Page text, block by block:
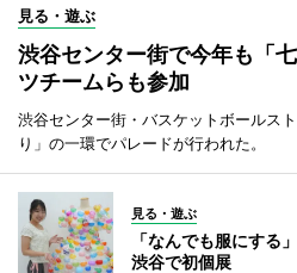
見る・遊ぶ
渋谷センター街で今年も「
ツチームらも参加
渋谷センター街・バスケットボールス
り」の一環でパレードが行われた。
見る・遊ぶ
「なんでも服にする
渋谷で初個展